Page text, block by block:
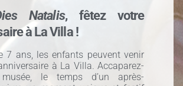
Natalis, fêtez votre
à La Villa !
7 ans, les enfants peuvent venir
à La Villa. Accaparez-
le temps d’un après-